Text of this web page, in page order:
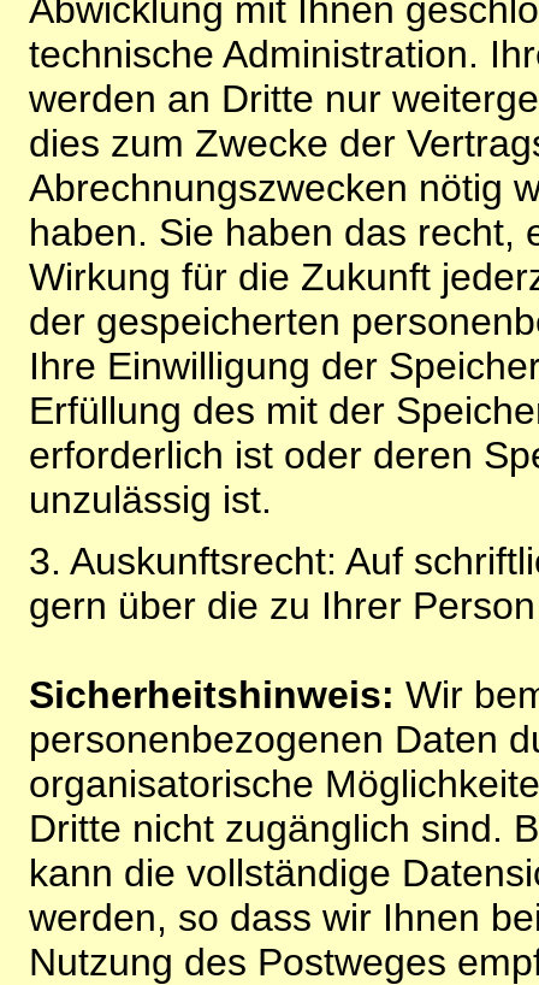
Abwicklung mit Ihnen
technische Administration.
werden an Dritte nur
dies zum Zwecke der
Abrechnungszwecken nötig
haben. Sie haben das recht,
Wirkung für die Zukunft
der gespeicherten
Ihre Einwilligung der
Erfüllung des mit der
erforderlich ist oder deren
unzulässig ist.
3. Auskunftsrecht: Auf
gern über die zu Ihrer
Sicherheitshinweis: Wir
personenbezogenen Daten
organisatorische
Dritte nicht zugänglich sind.
kann die vollständige
werden, so dass wir Ihnen
Nutzung des Postweges